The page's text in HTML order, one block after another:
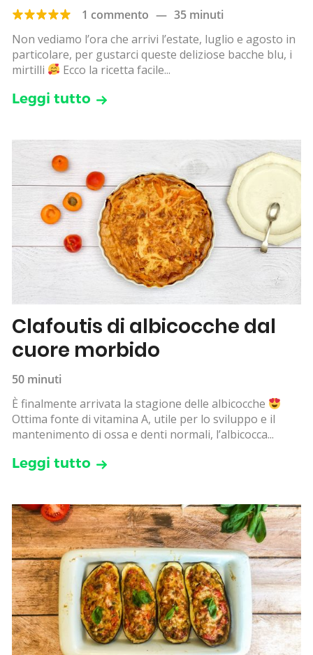
1 commento — 35 minuti
Non vediamo l’ora che arrivi l’estate, luglio e agosto in
particolare, per gustarci queste deliziose bacche blu, i
mirtilli
Ecco la ricetta facile...
Leggi tutto
Clafoutis di albicocche dal
cuore morbido
50 minuti
È finalmente arrivata la stagione delle albicocche
Ottima fonte di vitamina A, utile per lo sviluppo e il
mantenimento di ossa e denti normali, l’albicocca...
Leggi tutto